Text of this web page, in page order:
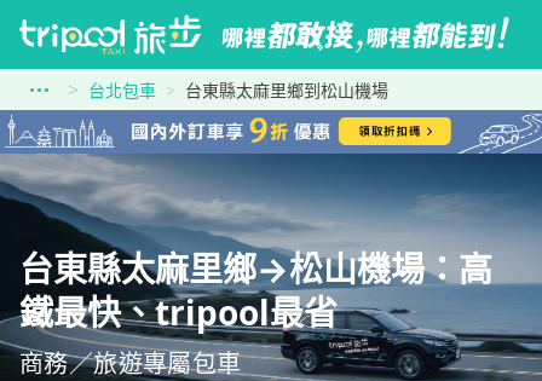
台北包車 台東縣太麻里鄉到松山機場
台東縣太麻里鄉→松山機場：高
鐵最快、tripool最省
商務／旅遊專屬包車